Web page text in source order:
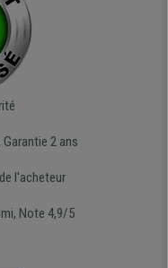
2 ans
l'acheteur
Note 4,9/5